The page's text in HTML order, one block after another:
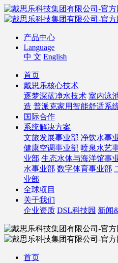
产品中心
Language
中 文 English
首页
戴思乐核心技术
逐梦深蓝净水技术 室内泳
造 普派克家用智能舒适系
国际合作
系统解决方案
文旅发展事业部 净饮水事
健康空调事业部 喷泉水艺
业部 生态水体与海洋馆事
水事业部 数字体育事业部
业部
全球项目
关于我们
企业资质 DSL科技园 新闻
首页